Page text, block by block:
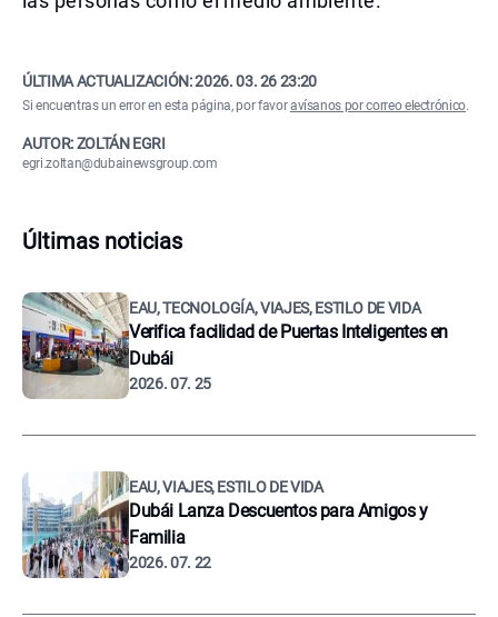
ÚLTIMA ACTUALIZACIÓN:2026. 03. 26 23:20
Si encuentras un error en esta página, por favoravísanos por correo electrónico.
AUTOR: ZOLTÁN EGRI
egri.zoltan@dubainewsgroup.com
Últimas noticias
EAU, TECNOLOGÍA, VIAJES, ESTILO DE VIDA
Verifica facilidad de Puertas Inteligentes en
Dubái
2026. 07. 25
EAU, VIAJES, ESTILO DE VIDA
Dubái Lanza Descuentos para Amigos y
Familia
2026. 07. 22